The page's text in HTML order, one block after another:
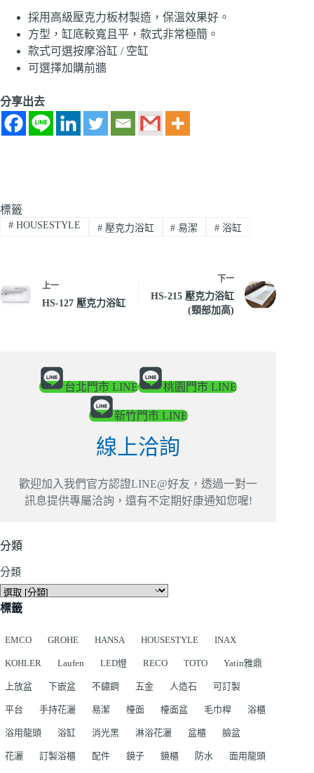
採用高級壓克力板材製造，保溫效果好。
方型，缸底較寬且平，款式非常極簡。
款式可選按摩浴缸 / 空缸
可選擇加購前牆
分享出去
標籤
#HOUSESTYLE #壓克力浴缸 # 易潔 # 浴缸
上一
HS-127 壓克力浴缸
下一
HS-215 壓克力浴缸
(頸部加高)
台北門市 LINE 桃園門市 LINE
新竹門市 LINE
線上洽詢
歡迎加入我們官方認證LINE@好友，透過一對一
訊息提供專屬洽詢，還有不定期好康通知您喔!
分類
分類
標籤
EMCO GROHE HANSA HOUSESTYLE INAX
KOHLER Laufen LED燈 RECO TOTO Yatin雅鼎
上放盆 下嵌盆 不鏽鋼 五金 人造石 可訂製
平台 手持花灑 易潔 檯面 檯面盆 毛巾桿 浴櫃
浴用龍頭 浴缸 消光黑 淋浴花灑 盆櫃 臉盆
花灑 訂製浴櫃 配件 鏡子 鏡櫃 防水 面用龍頭